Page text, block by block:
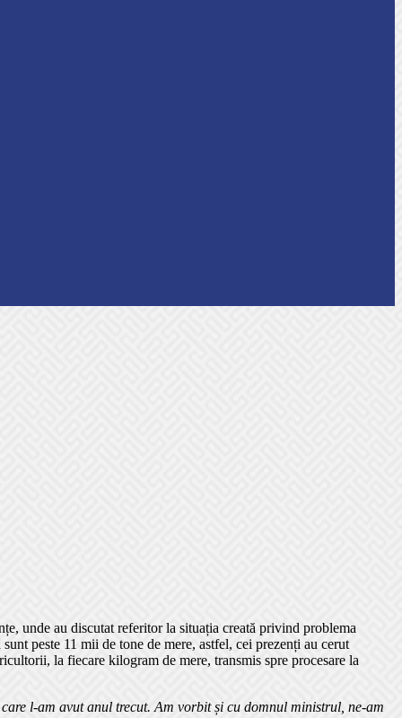
unde au discutat referitor la situația creată privind problema
peste 11 mii de tone de mere, astfel, cei prezenți au cerut
la fiecare kilogram de mere, transmis spre procesare la
l-am avut anul trecut. Am vorbit și cu domnul ministrul, ne-am